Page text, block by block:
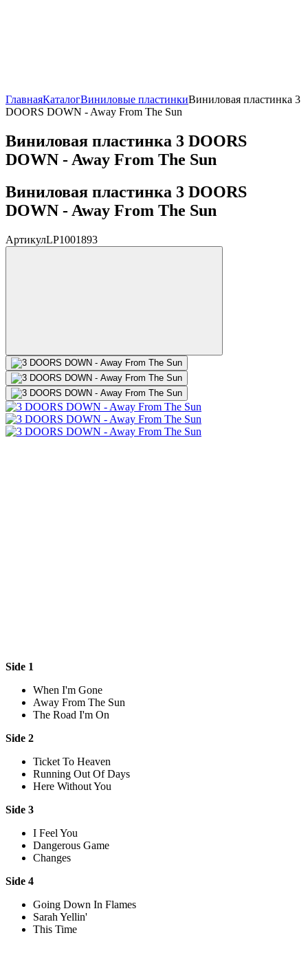
ГлавнаяКаталогВиниловые пластинкиВиниловая пластинка 3
DOORS DOWN - Away From The Sun
Виниловая пластинка 3 DOORS
DOWN - Away From The Sun
Виниловая пластинка 3 DOORS
DOWN - Away From The Sun
АртикулLP1001893
Side 1
When I'm Gone
Away From The Sun
The Road I'm On
Side 2
Ticket To Heaven
Running Out Of Days
Here Without You
Side 3
I Feel You
Dangerous Game
Changes
Side 4
Going Down In Flames
Sarah Yellin'
This Time